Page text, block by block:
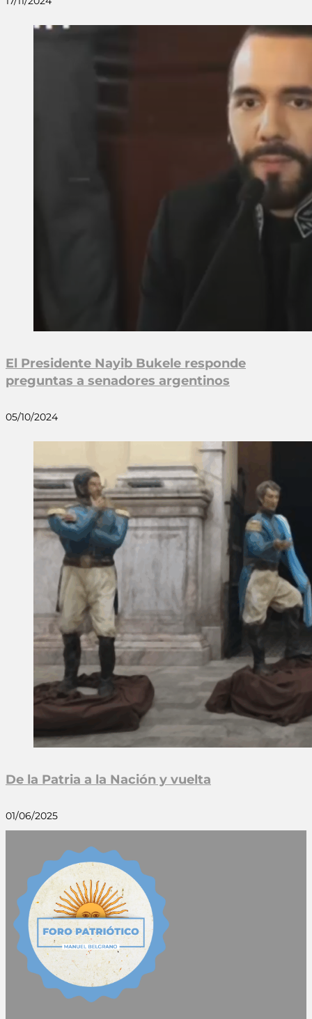
El Presidente Nayib Bukele responde
preguntas a senadores argentinos
05/10/2024
De la Patria a la Nación y vuelta
01/06/2025